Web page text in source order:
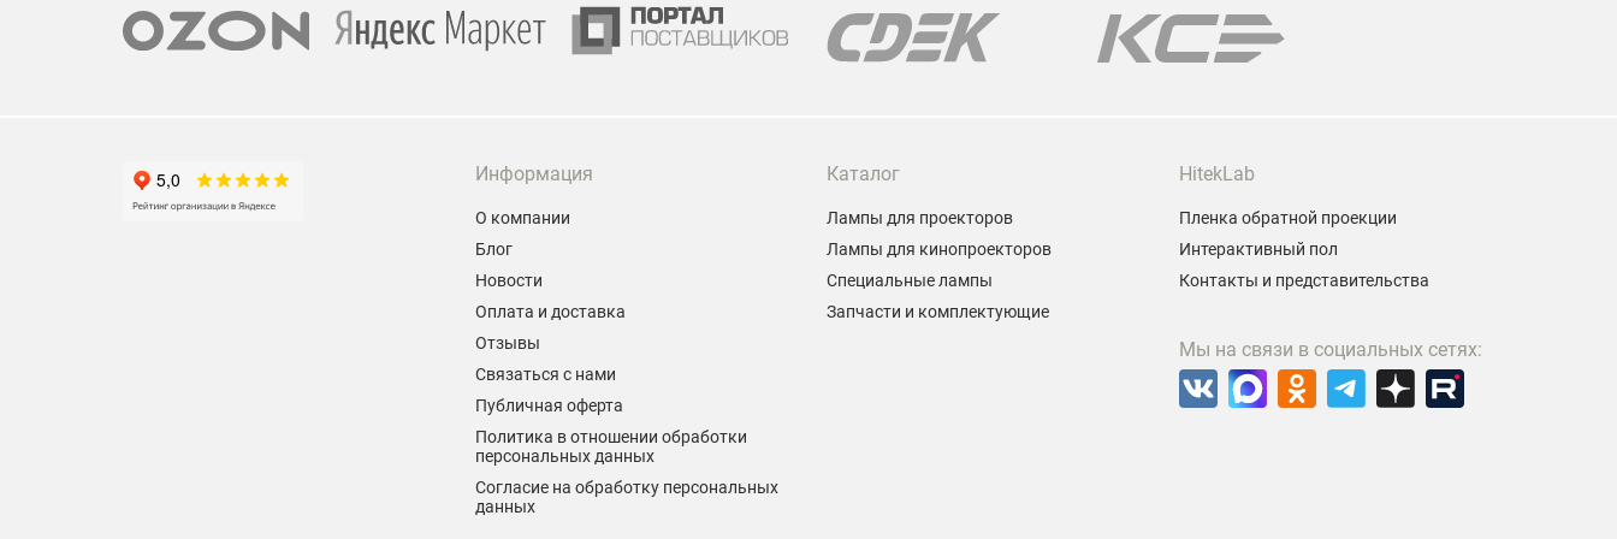
проектора.
Информация
О компании
Блог
Новости
Оплата и доставка
Отзывы
Связаться с нами
Публичная оферта
Политика в отношении обработки
персональных данных
Согласие на обработку персональных
данных
Каталог
Лампы для проекторов
Лампы для кинопроекторов
Специальные лампы
Запчасти и комплектующие
HitekLab
Пленка обратной проекции
Интерактивный пол
Контакты и представительства
Мы на связи в социальных сетях: